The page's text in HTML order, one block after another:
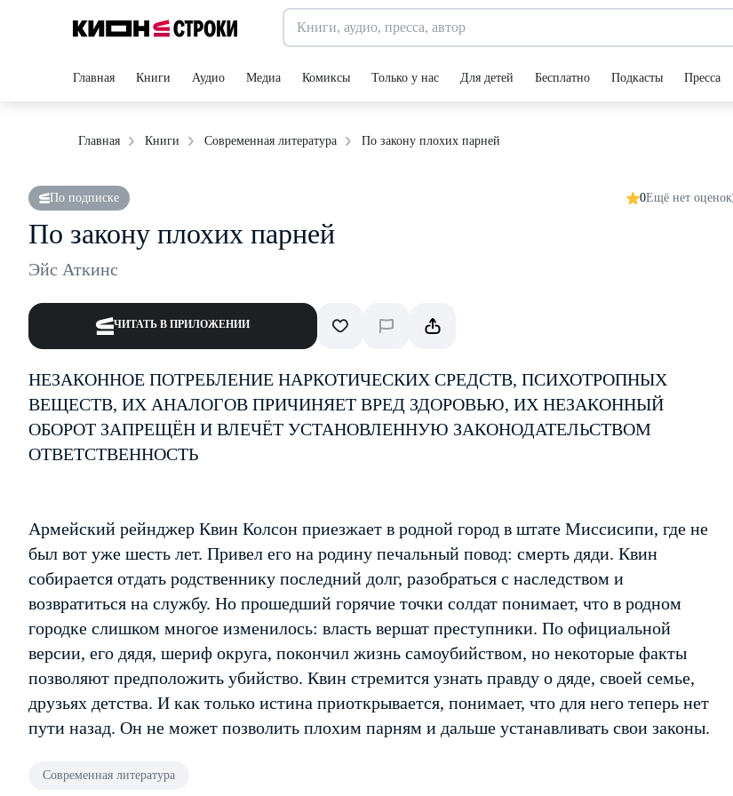
Главная Книги Аудио Медиа Комиксы Только у нас Для детей Бесплатно Подкасты Пресса
Главная Книги Современная литература По закону плохих парней
По подписке 0Ещё нет оценок
По закону плохих парней
Эйс Аткинс
ЧИТАТЬ В ПРИЛОЖЕНИИ
НЕЗАКОННОЕ ПОТРЕБЛЕНИЕ НАРКОТИЧЕСКИХ СРЕДСТВ, ПСИХОТРОПНЫХ
ВЕЩЕСТВ, ИХ АНАЛОГОВ ПРИЧИНЯЕТ ВРЕД ЗДОРОВЬЮ, ИХ НЕЗАКОННЫЙ
ОБОРОТ ЗАПРЕЩЁН И ВЛЕЧЁТ УСТАНОВЛЕННУЮ ЗАКОНОДАТЕЛЬСТВОМ
ОТВЕТСТВЕННОСТЬ
Армейский рейнджер Квин Колсон приезжает в родной город в штате Миссисипи, где не
был вот уже шесть лет. Привел его на родину печальный повод: смерть дяди. Квин
собирается отдать родственнику последний долг, разобраться с наследством и
возвратиться на службу. Но прошедший горячие точки солдат понимает, что в родном
городке слишком многое изменилось: власть вершат преступники. По официальной
версии, его дядя, шериф округа, покончил жизнь самоубийством, но некоторые факты
позволяют предположить убийство. Квин стремится узнать правду о дяде, своей семье,
друзьях детства. И как только истина приоткрывается, понимает, что для него теперь нет
пути назад. Он не может позволить плохим парням и дальше устанавливать свои законы.
Современная литература